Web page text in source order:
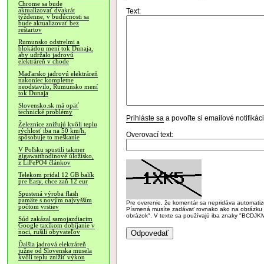
Chrome sa bude
aktualizovať dvakrát
týždenne, v budúcnosti sa
bude aktualizovať bez
reštartov
Rumunsko odstrelmi a
blokádou mení tok Dunaja,
aby udržalo jadrovú
elektráreň v chode
Maďarsko jadrovú elektráreň
nakoniec kompletne
neodstavilo, Rumunsko mení
tok Dunaja
Slovensko.sk má opäť
technické problémy
Železnice znižujú kvôli teplu
rýchlosť iba na 50 km/h,
spôsobuje to meškanie
V Poľsku spustili takmer
gigawatthodinové úložisko,
z LiFePO4 článkov
Telekom pridal 12 GB balík
pre Easy, chce zaň 12 eur
Spustená výroba flash
pamäte s novým najvyšším
počtom vrstiev
Súd zakázal samojazdiacim
Google taxíkom dobíjanie v
noci, rušili obyvateľov
Ďalšia jadrová elektráreň
južne od Slovenska musela
kvôli teplu znížiť výkon
Text:
Prihláste sa a povoľte si emailové
Overovací text:
Pre overenie, že komentár sa nepridáva
Písmená musíte zadávať rovnako ako na
obrázok". V texte sa používajú iba znaky